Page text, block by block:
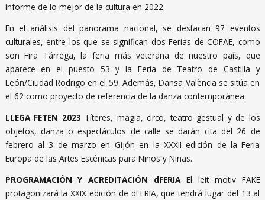
informe de lo mejor de la cultura en 2022.
En el análisis del panorama nacional, se destacan 97 eventos
culturales, entre los que se significan dos Ferias de COFAE, como
son Fira Tárrega, la feria más veterana de nuestro país, que
aparece en el puesto 53 y la Feria de Teatro de Castilla y
León/Ciudad Rodrigo en el 59. Además, Dansa València se sitúa en
el 62 como proyecto de referencia de la danza contemporánea.
LLEGA FETEN 2023 Títeres, magia, circo, teatro gestual y de los
objetos, danza o espectáculos de calle se darán cita del 26 de
febrero al 3 de marzo en Gijón en la XXXII edición de la Feria
Europa de las Artes Escénicas para Niños y Niñas.
PROGRAMACIÓN Y ACREDITACIÓN dFERIA El leit motiv FAKE
protagonizará la XXIX edición de dFERIA, que tendrá lugar del 13 al